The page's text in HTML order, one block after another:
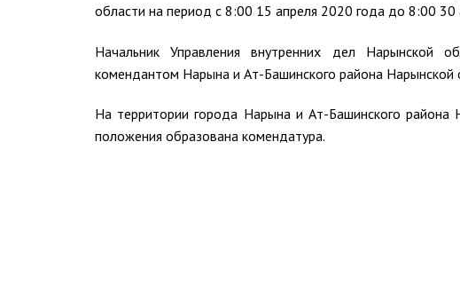
области на период с 8:00 15 апреля 2020 года до 8:00 30
Начальник Управления внутренних дел
комендантом Нарына и Ат-Башинского района Нарынской
На территории города Нарына и Ат-Башинского района
положения образована комендатура.